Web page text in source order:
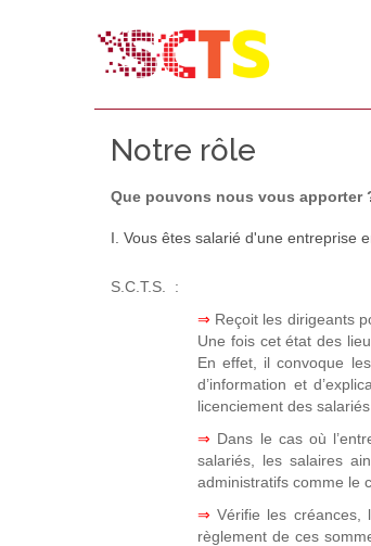
Notre rôle
Que pouvons nous vous apporter
I. Vous êtes salarié d'une entreprise
S.C.T.S. :
⇒ Reçoit les dirigeants
Une fois cet état des
En effet, il convoque
d’information et
licenciement des
⇒ Dans le cas où
salariés, les salaires
administratifs comme le
⇒ Vérifie les créances,
règlement de ces